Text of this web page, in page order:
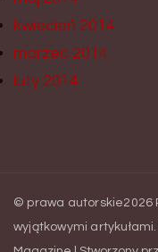
kwiecień 2014
marzec 2014
luty 2014
© prawa autorskie2026
wyjątkowymi artykułami